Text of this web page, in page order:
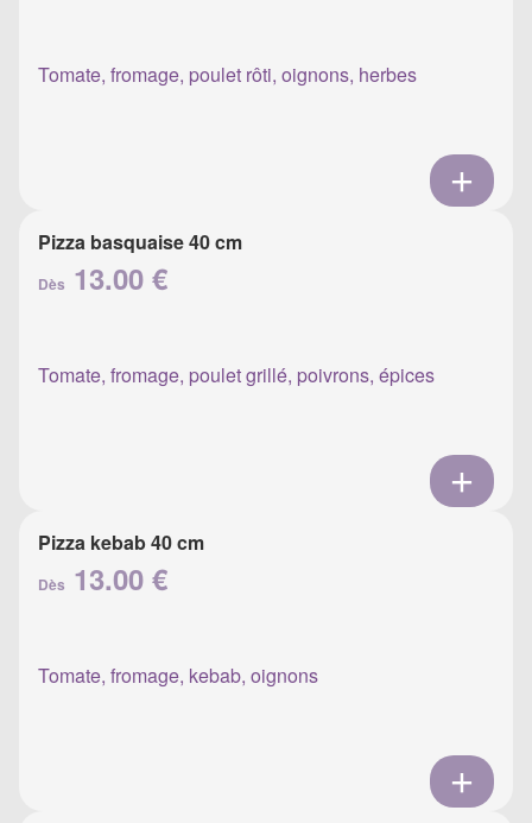
Tomate, fromage, poulet rôti, oignons, herbes
Pizza basquaise 40 cm
Dès 13.00 €
Tomate, fromage, poulet grillé, poivrons, épices
Pizza kebab 40 cm
Dès 13.00 €
Tomate, fromage, kebab, oignons